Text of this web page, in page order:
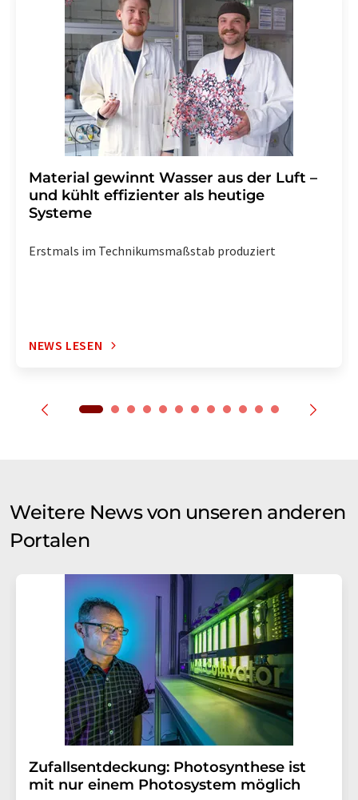
widerruf@lumitos.commit Wirkung für die Zukunft
widerrufen. Zudem ist in jeder E-Mail ein Link zur
Abbestellung des entsprechenden Newsletters
enthalten.
Material gewinnt Wasser aus der Luft –
und kühlt effizienter als heutige
Systeme
Erstmals im Technikumsmaßstab produziert
NEWS LESEN
Weitere News von unseren anderen
Portalen
Zufallsentdeckung: Photosynthese ist
mit nur einem Photosystem möglich